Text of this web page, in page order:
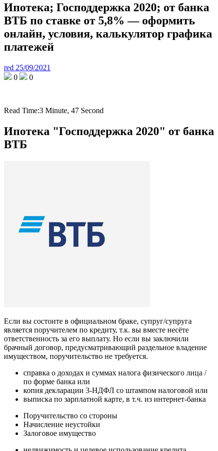
Ипотека; Господдержка 2020; от банка
ВТБ по ставке от 5,8% — оформить
онлайн, условия, калькулятор графика
платежей
red 25/09/2021
0
0
Read Time:3 Minute, 47 Second
Ипотека "Господдержка 2020" от банка
ВТБ
Если вы состоите в официальном браке, супруг/супруга
является поручителем по кредиту, т.к. вы вместе несёте
ответственность за его выплату. Но если вы заключили
брачный договор, предусматривающий раздельное владение
имуществом, поручительство не требуется.
справка о доходах и суммах налога физического лица /
по форме банка или
копия декларации 3-НДФЛ со штампом налоговой или
выписка по зарплатной карте, в т.ч. из интернет-банка
Поручительство со стороны
Начисление неустойки
Залоговое имущество